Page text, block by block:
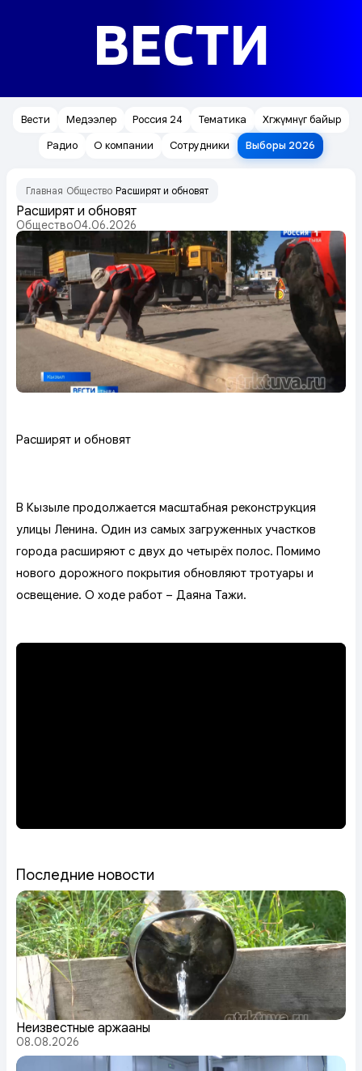
ВЕСТИ
Вести Медээлер Россия 24 Тематика
Хөгжүмнүг байыр
Радио
О компании Сотрудники Выборы 2026
Главная Общество Расширят и обновят
Расширят и обновят
Общество04.06.2026
Расширят и обновят
В Кызыле продолжается масштабная реконструкция
улицы Ленина. Один из самых загруженных участков
города расширяют с двух до четырёх полос. Помимо
нового дорожного покрытия обновляют тротуары и
освещение. О ходе работ – Даяна Тажи.
Последние новости
Неизвестные аржааны
08.08.2026